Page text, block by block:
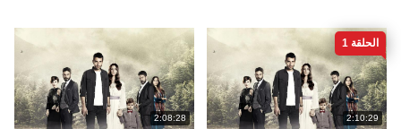
2:10:29
الحلقة 1
2:08:28